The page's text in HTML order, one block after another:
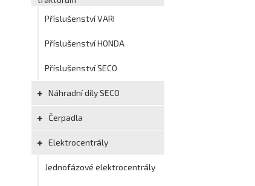
Příslušenství VARI
Příslušenství HONDA
Příslušenství SECO
Náhradní díly SECO
Čerpadla
Elektrocentrály
Jednofázové elektrocentrály